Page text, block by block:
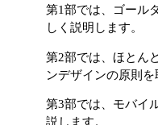
第1部では、ゴール
しく説明します。
第2部では、ほとん
ンデザインの原則を
第3部では、モバイ
説します。